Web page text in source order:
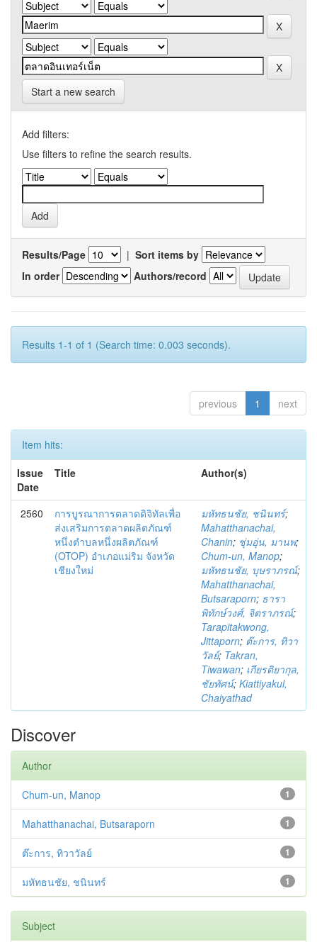
Start a new search
Add filters:
Use filters to refine the search results.
Results/Page | Sort items by
In order
Authors/record
Results 1-1 of 1 (Search time: 0.003 seconds).
previous 1 next
Item hits:
Issue
Date
Title Author(s)
2560
การบูรณาการตลาดดิจิทัลเพื่อ
ส่งเสริมการตลาดผลิตภัณฑ์
หนึ่งตำบลหนึ่งผลิตภัณฑ์
(OTOP) อำเภอแม่ริม จังหวัด
เชียงใหม่
มหัทธนชัย, ชนินทร์;
Mahatthanachai,
Chanin; ชุ่มอุ่น, มานพ;
Chum-un, Manop;
มหัทธนชัย, บุษราภรณ์;
Mahatthanachai,
Butsaraporn; ธารา
พิทักษ์วงศ์, จิตราภรณ์;
Tarapitakwong,
Jittaporn; ต๊ะการ, ทิวา
วัลย์; Takran,
Tiwawan; เกียรติยากุล,
ชัยทัศน์; Kiattiyakul,
Chaiyathad
Discover
Author
1
Chum-un, Manop
1
Mahatthanachai, Butsaraporn
1
ต๊ะการ, ทิวาวัลย์
1
มหัทธนชัย, ชนินทร์
Subject